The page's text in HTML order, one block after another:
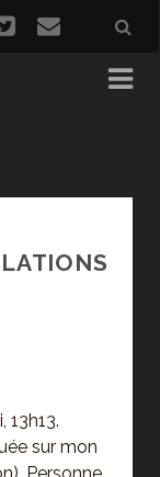
13h13.
sur mon